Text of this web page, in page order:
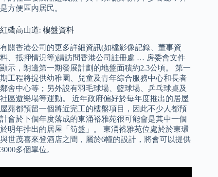
是方便區內居民。
紅磡高山道: 樓盤資料
有關香港公司的更多詳細資訊(如檔影像記錄、董事資
料、抵押情況等)請訪問香港公司註冊處 … 房委會文件
顯示，朗邊第一期發展計劃的地盤面積約2.3公頃。 第一
期工程將提供幼稚園、兒童及青年綜合服務中心和長者
鄰舍中心等；另外設有羽毛球場、籃球場、乒乓球桌及
社區遊樂場等運動。 近年政府偏好於每年度推出的居屋
屋苑都預留一個將近完工的樓盤項目，因此不少人都預
計會於下個年度落成的東涌裕雅苑很可能會是其中一個
於明年推出的居屋「筍盤」。 東涌裕雅苑位處於於東環
與世茂喜來登酒店之間，屬於6幢的設計，將會可以提供
3000多個單位。